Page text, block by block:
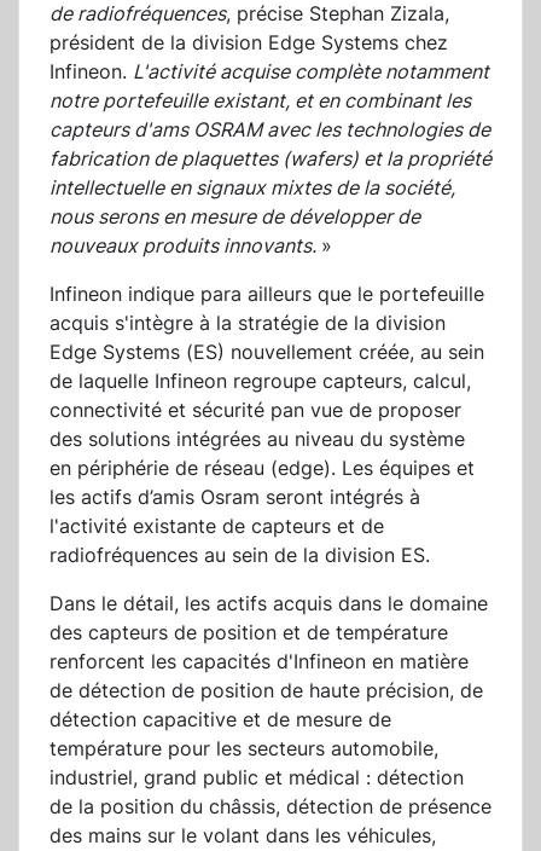
de radiofréquences, précise Stephan Zizala,
président de la division Edge Systems chez
Infineon. L'activité acquise complète notamment
notre portefeuille existant, et en combinant les
capteurs d'ams OSRAM avec les technologies de
fabrication de plaquettes (wafers) et la propriété
intellectuelle en signaux mixtes de la société,
nous serons en mesure de développer de
nouveaux produits innovants. »
Infineon indique para ailleurs que le portefeuille
acquis s'intègre à la stratégie de la division
Edge Systems (ES) nouvellement créée, au sein
de laquelle Infineon regroupe capteurs, calcul,
connectivité et sécurité pan vue de proposer
des solutions intégrées au niveau du système
en périphérie de réseau (edge). Les équipes et
les actifs d’amis Osram seront intégrés à
l'activité existante de capteurs et de
radiofréquences au sein de la division ES.
Dans le détail, les actifs acquis dans le domaine
des capteurs de position et de température
renforcent les capacités d'Infineon en matière
de détection de position de haute précision, de
détection capacitive et de mesure de
température pour les secteurs automobile,
industriel, grand public et médical : détection
de la position du châssis, détection de présence
des mains sur le volant dans les véhicules,